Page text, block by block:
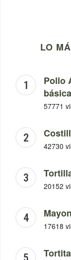
LO
Pollo
básica
57771
42730
20152
17618